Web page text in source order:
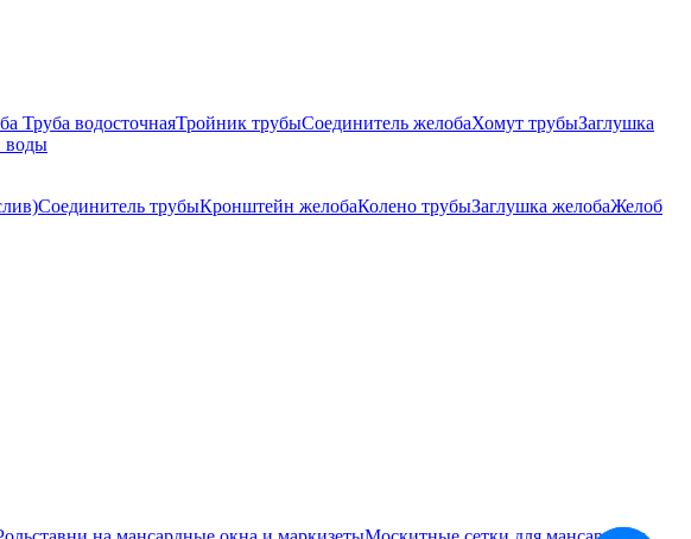
Труба водосточнаяТройник трубыСоединитель желобаХомут трубыЗаглушка
воды
Соединитель трубыКронштейн желобаКолено трубыЗаглушка желобаЖелоб